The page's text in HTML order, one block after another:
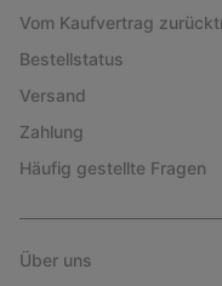
Vom Kaufvertrag
Bestellstatus
Versand
Zahlung
Häufig gestellte Fragen
Über uns